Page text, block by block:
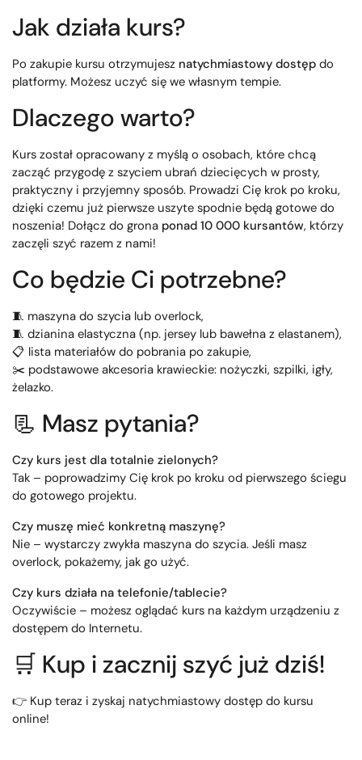
Jak działa kurs?
Po zakupie kursu otrzymujesz natychmiastowy dostęp do
platformy. Możesz uczyć się we własnym tempie.
Dlaczego warto?
Kurs został opracowany z myślą o osobach, które chcą
zacząć przygodę z szyciem ubrań dziecięcych w prosty,
praktyczny i przyjemny sposób. Prowadzi Cię krok po kroku,
dzięki czemu już pierwsze uszyte spodnie będą gotowe do
noszenia! Dołącz do grona ponad 10 000 kursantów, którzy
zaczęli szyć razem z nami!
Co będzie Ci potrzebne?
🧵 maszyna do szycia lub overlock,
🧵 dzianina elastyczna (np. jersey lub bawełna z elastanem),
📋 lista materiałów do pobrania po zakupie,
✂️ podstawowe akcesoria krawieckie: nożyczki, szpilki, igły,
żelazko.
📃 Masz pytania?
Czy kurs jest dla totalnie zielonych?
Tak – poprowadzimy Cię krok po kroku od pierwszego ściegu
do gotowego projektu.
Czy muszę mieć konkretną maszynę?
Nie – wystarczy zwykła maszyna do szycia. Jeśli masz
overlock, pokażemy, jak go użyć.
Czy kurs działa na telefonie/tablecie?
Oczywiście – możesz oglądać kurs na każdym urządzeniu z
dostępem do Internetu.
🛒 Kup i zacznij szyć już dziś!
👉 Kup teraz i zyskaj natychmiastowy dostęp do kursu
online!